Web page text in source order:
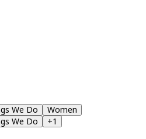
We Do
Women
We Do +1